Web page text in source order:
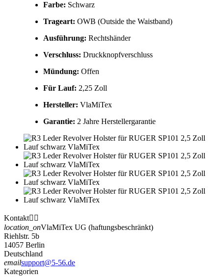
Farbe: Schwarz
Trageart: OWB (Outside the Waistband)
Ausführung: Rechtshänder
Verschluss: Druckknopfverschluss
Mündung: Offen
Für Lauf: 2,25 Zoll
Hersteller: VlaMiTex
Garantie: 2 Jahre Herstellergarantie
Kontakt 
location_onVlaMiTex UG (haftungsbeschränkt)
Riehlstr. 5b
14057 Berlin
Deutschland
emailsupport@5-56.de
Kategorien